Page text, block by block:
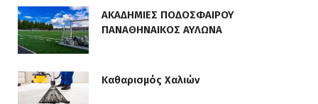
ΑΚΑΔΗΜΙΕΣ ΠΟΔΟΣΦΑΙΡΟΥ
ΠΑΝΑΘΗΝΑΙΚΟΣ ΑΥΛΩΝΑ
Καθαρισμός Χαλιών